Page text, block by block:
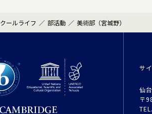
ールライフ 部活動 美術部（宮城野）
サ
仙
〒